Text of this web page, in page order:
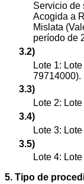
Servicio de
Acogida a
Mislata
período de
3.2)
Lote 1:
79714000).
3.3)
Lote 2:
3.4)
Lote 3:
3.5)
Lote 4:
5. Tipo de